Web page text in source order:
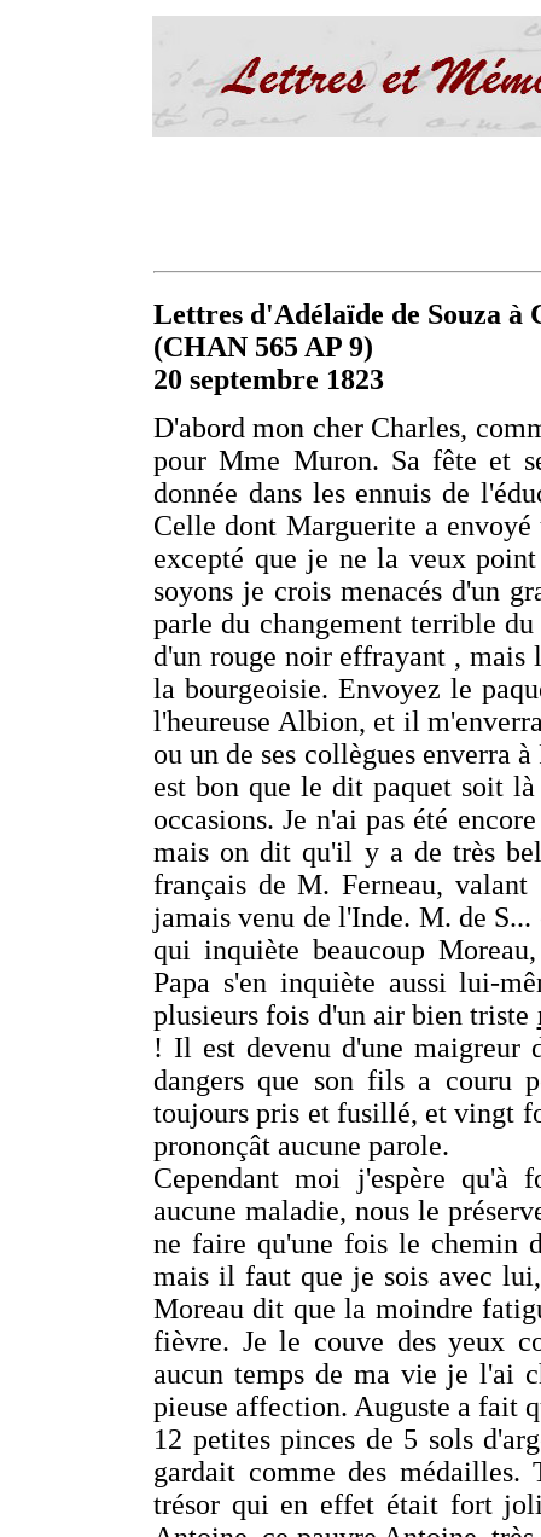
Lettres d'Adélaïde de Souza à
(CHAN 565 AP 9)
20 septembre 1823
D'abord mon cher Charles,
pour Mme Muron. Sa fête et
donnée dans les ennuis de
Celle dont Marguerite a
excepté que je ne la veux
soyons je crois menacés d'un
parle du changement terrible
d'un rouge noir effrayant , mais
la bourgeoisie. Envoyez le
l'heureuse Albion, et il
ou un de ses collègues enverra
est bon que le dit paquet soit
occasions. Je n'ai pas été
mais on dit qu'il y a de très
français de M. Ferneau,
jamais venu de l'Inde. M. de S...
qui inquiète beaucoup
Papa s'en inquiète aussi lui-
plusieurs fois d'un air bien triste
! Il est devenu d'une maigreur
dangers que son fils a couru
toujours pris et fusillé, et vingt
prononçât aucune parole.
Cependant moi j'espère qu'à
aucune maladie, nous le
ne faire qu'une fois le chemin
mais il faut que je sois avec
Moreau dit que la moindre
fièvre. Je le couve des yeux
aucun temps de ma vie je l'ai
pieuse affection. Auguste a fait
12 petites pinces de 5 sols
gardait comme des médailles.
trésor qui en effet était fort